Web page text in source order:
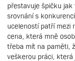
přestavuje špičku jak
srovnání s
uceleností patří mezi
cena, která mně
třeba mít na paměti,
veškerou práci, která